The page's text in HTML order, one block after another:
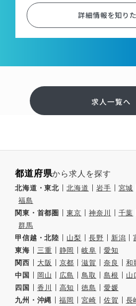
詳細情報を知り
求人一覧へ
都道府県から求人を探す
北海道・東北 北海道 岩手 宮城
福島
関東・首都圏
東京 神奈川 千葉
群馬
甲信越・北陸
山梨 長野 新潟
東海
三重 静岡 岐阜
愛知
関西
大阪 京都 滋賀 奈良 和
中国
岡山 広島 鳥取 島根
山
四国
香川 高知 徳島
愛媛
九州・沖縄
福岡 宮崎 佐賀 長